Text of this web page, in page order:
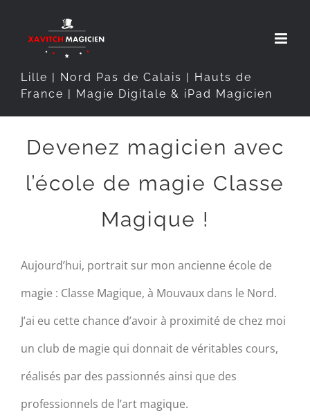
contenu
Lille | Nord Pas de Calais | Hauts de
France | Magie Digitale & iPad Magicien
Devenez magicien avec
l’école de magie Classe
Magique !
Aujourd’hui, portrait sur mon ancienne école de
magie : Classe Magique, à Mouvaux dans le Nord.
J’ai eu cette chance d’avoir à proximité de chez moi
un club de magie qui donnait de véritables cours,
réalisés par des passionnés ainsi que des
professionnels de l’art magique.